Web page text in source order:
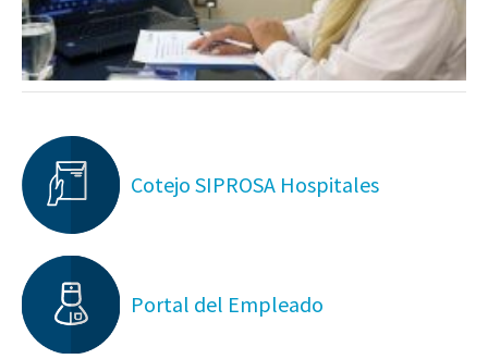
Cotejo SIPROSA Hospitales
Portal del Empleado